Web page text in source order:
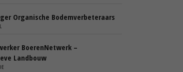
Organische Bodemverbeteraars
BoerenNetwerk –
Landbouw